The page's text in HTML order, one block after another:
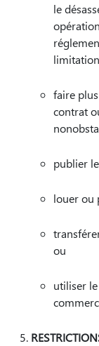
le
faire
contrat
publier
louer ou
ou
utiliser